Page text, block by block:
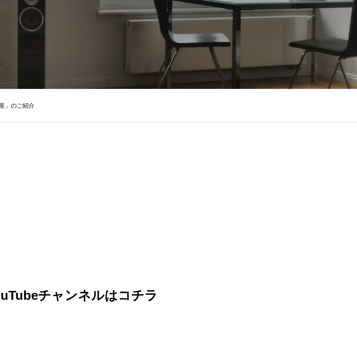
」のご紹介
チャンネルはコチラ